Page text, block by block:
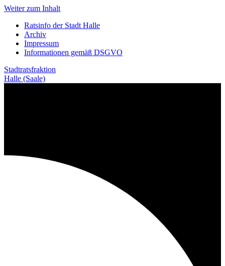
Weiter zum Inhalt
Ratsinfo der Stadt Halle
Archiv
Impressum
Informationen gemäß DSGVO
Stadtratsfraktion
Halle (Saale)